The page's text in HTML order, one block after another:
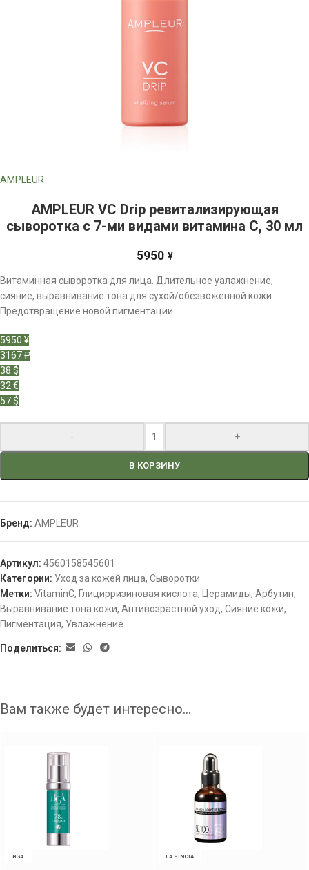
AMPLEUR
AMPLEUR VC Drip ревитализирующая
сыворотка с 7-ми видами витамина С, 30 мл
5950 ¥
Витаминная сыворотка для лица. Длительное уалажнение,
сияние, выравнивание тона для сухой/обезвоженной кожи.
Предотвращение новой пигментации.
5950 ¥
3167 ₽
38 $
32 €
57 $
- +
В КОРЗИНУ
Бренд: AMPLEUR
Артикул: 4560158545601
Категории: Уход за кожей лица, Сыворотки
Метки: VitaminC, Глицирризиновая кислота, Церамиды, Арбутин,
Выравнивание тона кожи, Антивозрастной уход, Сияние кожи,
Пигментация, Увлажнение
Поделиться:
Вам также будет интересно…
BGA LA SINCIA